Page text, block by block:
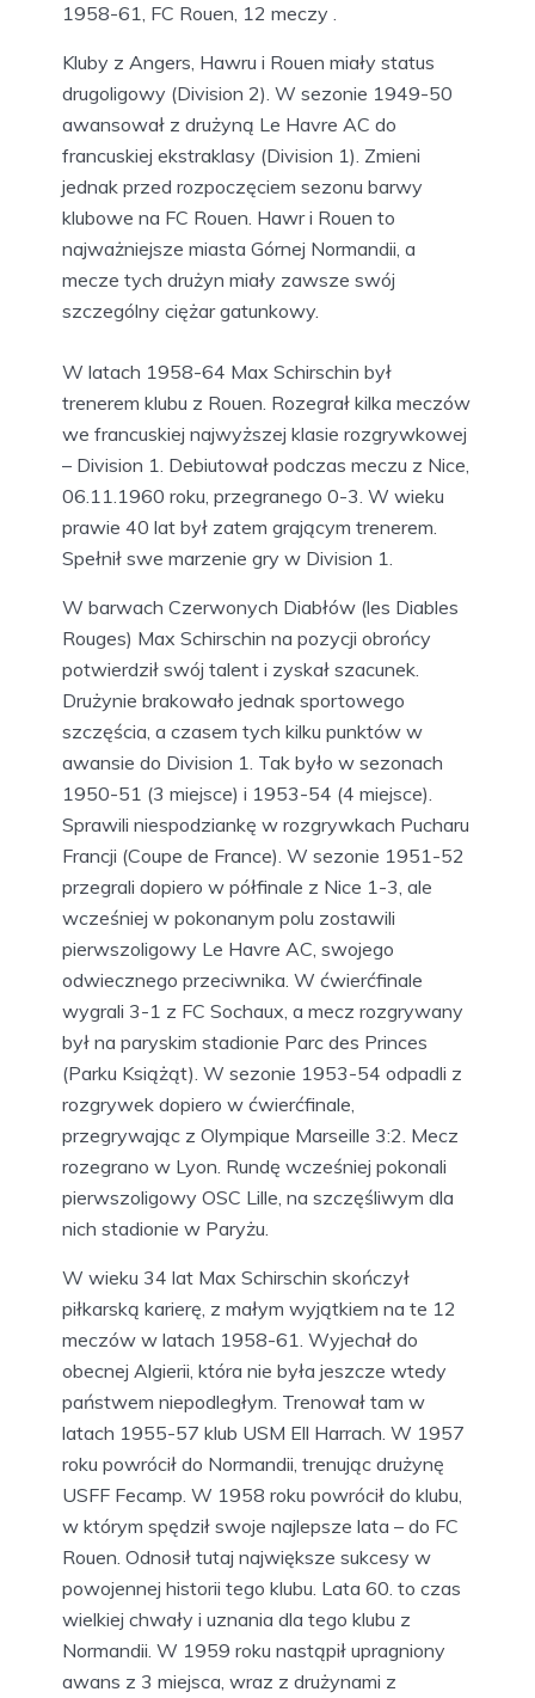
1958-61, FC Rouen, 12 meczy .
Kluby z Angers, Hawru i Rouen miały status
drugoligowy (Division 2). W sezonie 1949-50
awansował z drużyną Le Havre AC do
francuskiej ekstraklasy (Division 1). Zmieni
jednak przed rozpoczęciem sezonu barwy
klubowe na FC Rouen. Hawr i Rouen to
najważniejsze miasta Górnej Normandii, a
mecze tych drużyn miały zawsze swój
szczególny ciężar gatunkowy.
W latach 1958-64 Max Schirschin był
trenerem klubu z Rouen. Rozegrał kilka meczów
we francuskiej najwyższej klasie rozgrywkowej
– Division 1. Debiutował podczas meczu z Nice,
06.11.1960 roku, przegranego 0-3. W wieku
prawie 40 lat był zatem grającym trenerem.
Spełnił swe marzenie gry w Division 1.
W barwach Czerwonych Diabłów (les Diables
Rouges) Max Schirschin na pozycji obrońcy
potwierdził swój talent i zyskał szacunek.
Drużynie brakowało jednak sportowego
szczęścia, a czasem tych kilku punktów w
awansie do Division 1. Tak było w sezonach
1950-51 (3 miejsce) i 1953-54 (4 miejsce).
Sprawili niespodziankę w rozgrywkach Pucharu
Francji (Coupe de France). W sezonie 1951-52
przegrali dopiero w półfinale z Nice 1-3, ale
wcześniej w pokonanym polu zostawili
pierwszoligowy Le Havre AC, swojego
odwiecznego przeciwnika. W ćwierćfinale
wygrali 3-1 z FC Sochaux, a mecz rozgrywany
był na paryskim stadionie Parc des Princes
(Parku Książąt). W sezonie 1953-54 odpadli z
rozgrywek dopiero w ćwierćfinale,
przegrywając z Olympique Marseille 3:2. Mecz
rozegrano w Lyon. Rundę wcześniej pokonali
pierwszoligowy OSC Lille, na szczęśliwym dla
nich stadionie w Paryżu.
W wieku 34 lat Max Schirschin skończył
piłkarską karierę, z małym wyjątkiem na te 12
meczów w latach 1958-61. Wyjechał do
obecnej Algierii, która nie była jeszcze wtedy
państwem niepodległym. Trenował tam w
latach 1955-57 klub USM Ell Harrach. W 1957
roku powrócił do Normandii, trenując drużynę
USFF Fecamp. W 1958 roku powrócił do klubu,
w którym spędził swoje najlepsze lata – do FC
Rouen. Odnosił tutaj największe sukcesy w
powojennej historii tego klubu. Lata 60. to czas
wielkiej chwały i uznania dla tego klubu z
Normandii. W 1959 roku nastąpił upragniony
awans z 3 miejsca, wraz z drużynami z